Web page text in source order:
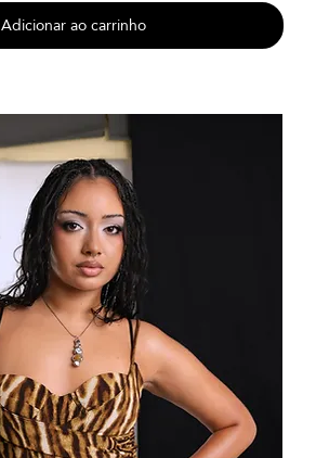
Adicionar ao carrinho